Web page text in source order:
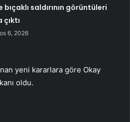
bıçaklı saldırının görüntüleri
6, 2026
yeni kararlara göre Okay
oldu.